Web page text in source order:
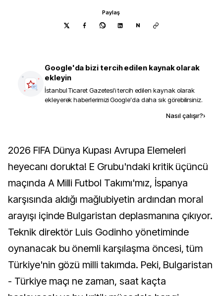
Paylaş
N
Google'da bizi tercih edilen kaynak olarak
ekleyin
İstanbul Ticaret Gazetesi'i tercih edilen kaynak olarak
ekleyerek haberlerimizi Google'da daha sık görebilirsiniz.
Nasıl çalışır?›
2026 FIFA Dünya Kupası Avrupa Elemeleri
heyecanı dorukta! E Grubu'ndaki kritik üçüncü
maçında A Milli Futbol Takımı'mız, İspanya
karşısında aldığı mağlubiyetin ardından moral
arayışı içinde Bulgaristan deplasmanına çıkıyor.
Teknik direktör Luis Godinho yönetiminde
oynanacak bu önemli karşılaşma öncesi, tüm
Türkiye'nin gözü milli takımda. Peki, Bulgaristan
- Türkiye maçı ne zaman, saat kaçta